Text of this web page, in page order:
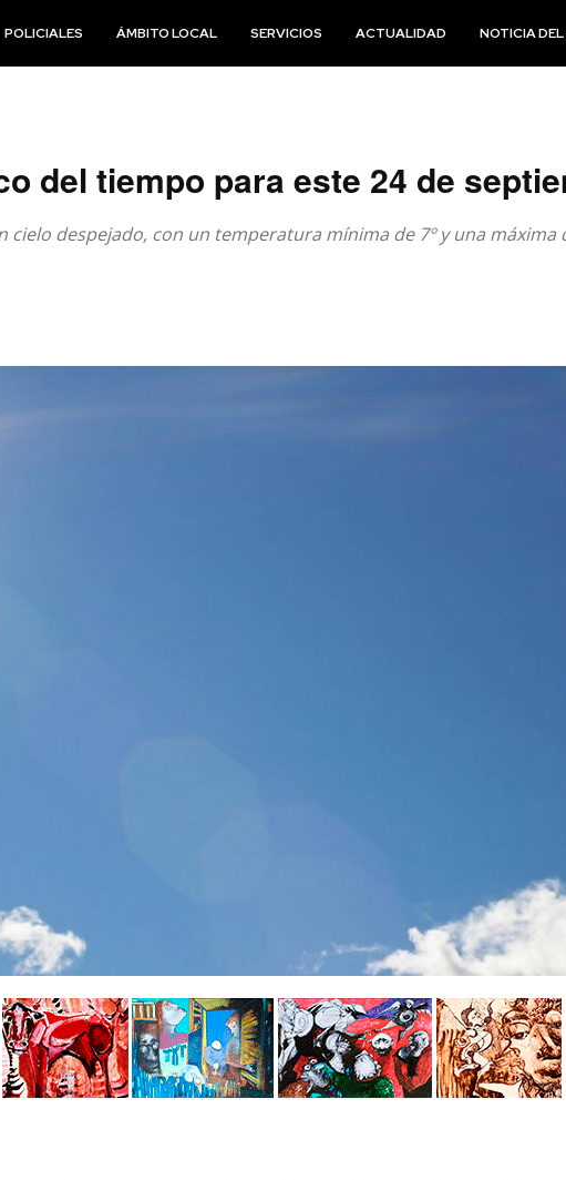
POLICIALES ÁMBITO LOCAL SERVICIOS ACTUALIDAD NOTICIA
del tiempo para este 24 de
cielo despejado, con un temperatura mínima de 7º y una máxima